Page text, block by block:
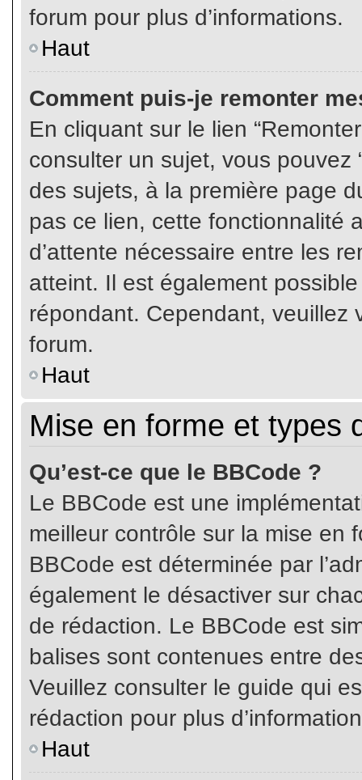
forum pour plus d’informations.
Haut
Comment puis-je remonter
En cliquant sur le lien
consulter un sujet, vous pouvez
des sujets, à la première page
pas ce lien, cette fonctionnalité
d’attente nécessaire entre les
atteint. Il est également
répondant. Cependant, veuillez
forum.
Haut
Mise en forme et types
Qu’est-ce que le BBCode ?
Le BBCode est une
meilleur contrôle sur la mise en
BBCode est déterminée par
également le désactiver sur
de rédaction. Le BBCode est
balises sont contenues entre
Veuillez consulter le guide qui
rédaction pour plus
Haut